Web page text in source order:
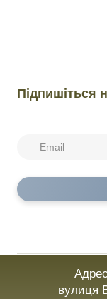
Підпишіться
вулиця